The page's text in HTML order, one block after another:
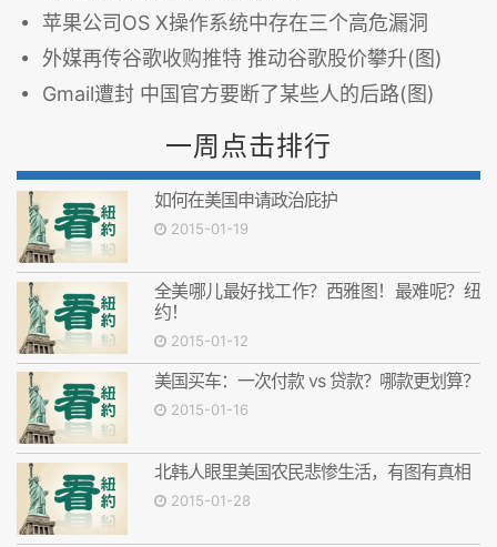
苹果公司OS X操作系统中存在三个高危漏洞
外媒再传谷歌收购推特 推动谷歌股价攀升(图)
Gmail遭封 中国官方要断了某些人的后路(图)
一周点击排行
如何在美国申请政治庇护
2015-01-19
全美哪儿最好找工作？西雅图！最难呢？纽
约！
2015-01-12
美国买车：一次付款 vs 贷款？哪款更划算？
2015-01-16
北韩人眼里美国农民悲惨生活，有图有真相
2015-01-28